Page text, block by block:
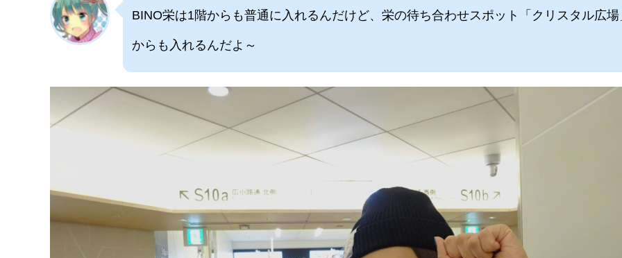
BINO栄は1階からも普通に入れるんだけど、栄の待ち合わせスポット「クリスタル広場
からも入れるんだよ～